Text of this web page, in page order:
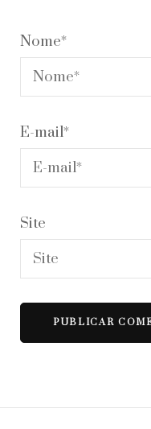
Nome*
E-mail*
Site